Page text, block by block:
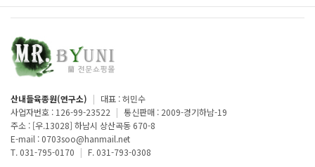
산내들육종원(연구소) | 대표 : 허민수
사업자번호 : 126-99-23522 | 통신판매 : 2009-경기하남-19
주소 : [우.13028] 하남시 상산곡동 670-8
E-mail : 0703soo@hanmail.net
T. 031-795-0170 | F. 031-793-0308